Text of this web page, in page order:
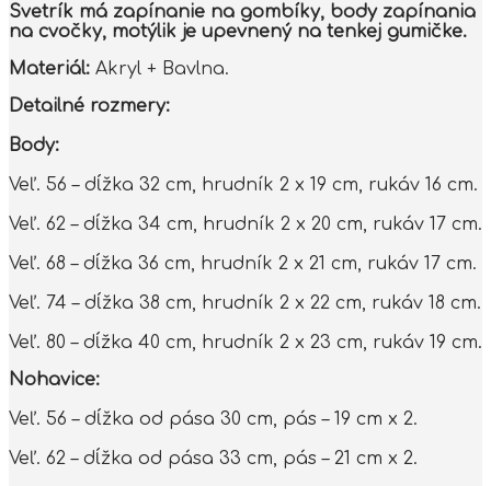
Svetrík má zapínanie na gombíky, body zapínania
na cvočky, motýlik je upevnený na tenkej gumičke.
Materiál: Akryl + Bavlna.
Detailné rozmery:
Body:
Veľ. 56 – dĺžka 32 cm, hrudník 2 x 19 cm, rukáv 16 cm.
Veľ. 62 – dĺžka 34 cm, hrudník 2 x 20 cm, rukáv 17 cm.
Veľ. 68 – dĺžka 36 cm, hrudník 2 x 21 cm, rukáv 17 cm.
Veľ. 74 – dĺžka 38 cm, hrudník 2 x 22 cm, rukáv 18 cm.
Veľ. 80 – dĺžka 40 cm, hrudník 2 x 23 cm, rukáv 19 cm.
Nohavice:
Veľ. 56 – dĺžka od pása 30 cm, pás – 19 cm x 2.
Veľ. 62 – dĺžka od pása 33 cm, pás – 21 cm x 2.